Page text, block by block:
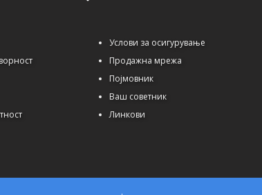
Услови за осигурување
Продажна мрежа
Појмовник
Ваш советник
Линкови